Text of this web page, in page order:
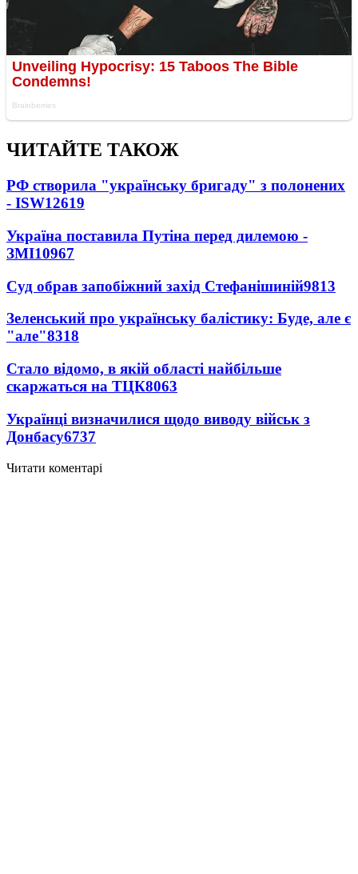
ЧИТАЙТЕ ТАКОЖ
РФ створила "українську бригаду" з полонених
- ISW12619
Україна поставила Путіна перед дилемою -
ЗМІ10967
Суд обрав запобіжний захід Стефанішиній9813
Зеленський про українську балістику: Буде, але є
"але"8318
Стало відомо, в якій області найбільше
скаржаться на ТЦК8063
Українці визначилися щодо виводу військ з
Донбасу6737
Читати коментарі